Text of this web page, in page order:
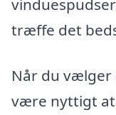
træffe det
Når du vælger
være nyttigt at